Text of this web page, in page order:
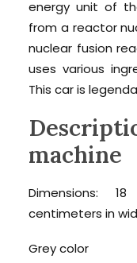
energy unit of
from a reactor
nuclear fusion
uses various
This car is
machine
Dimensions:
centimeters in
Grey color